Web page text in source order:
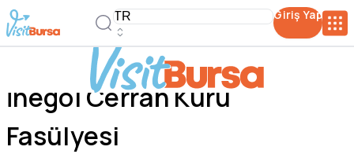
Giriş Yap
İnegöl Cerrah Kuru
Fasülyesi